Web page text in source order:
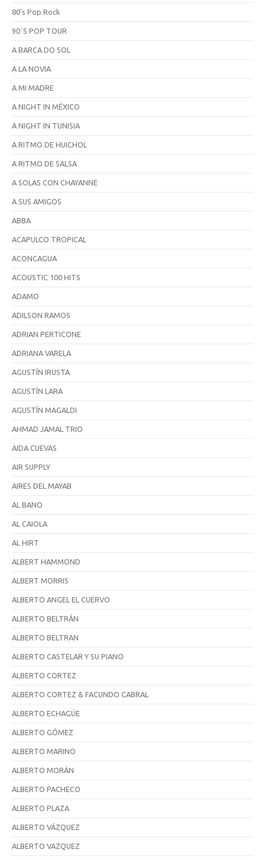
80's Pop Rock
90´S POP TOUR
A BARCA DO SOL
A LA NOVIA
A MI MADRE
A NIGHT IN MÉXICO
A NIGHT IN TUNISIA
A RITMO DE HUICHOL
A RITMO DE SALSA
A SOLAS CON CHAYANNE
A SUS AMIGOS
ABBA
ACAPULCO TROPICAL
ACONCAGUA
ACOUSTIC 100 HITS
ADAMO
ADILSON RAMOS
ADRIAN PERTICONE
ADRIANA VARELA
AGUSTÍN IRUSTA
AGUSTÍN LARA
AGUSTÍN MAGALDI
AHMAD JAMAL TRIO
AIDA CUEVAS
AIR SUPPLY
AIRES DEL MAYAB
AL BANO
AL CAIOLA
AL HIRT
ALBERT HAMMOND
ALBERT MORRIS
ALBERTO ANGEL EL CUERVO
ALBERTO BELTRÁN
ALBERTO BELTRAN
ALBERTO CASTELAR Y SU PIANO
ALBERTO CORTEZ
ALBERTO CORTEZ & FACUNDO CABRAL
ALBERTO ECHAGÜE
ALBERTO GÓMEZ
ALBERTO MARINO
ALBERTO MORÁN
ALBERTO PACHECO
ALBERTO PLAZA
ALBERTO VÁZQUEZ
ALBERTO VAZQUEZ